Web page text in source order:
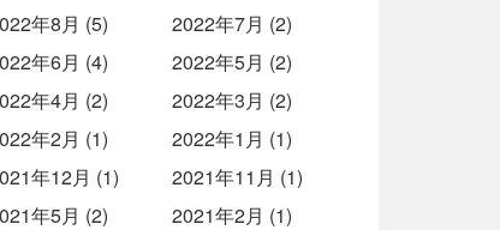
年8月 (5)
2022年7月 (2)
年6月 (4)
2022年5月 (2)
年4月 (2)
2022年3月 (2)
年2月 (1)
2022年1月 (1)
年12月 (1)
2021年11月 (1)
年5月 (2)
2021年2月 (1)